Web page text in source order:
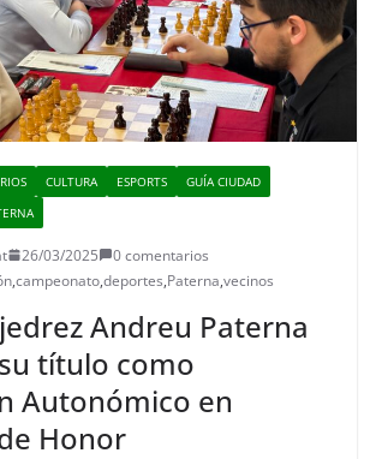
CULTURA ESPORTS
GUÍA CIUDAD
26/03/2025
0 comentarios
,campeonato,deportes,Paterna,vecinos
Andreu Paterna
título como
Autonómico en
Honor